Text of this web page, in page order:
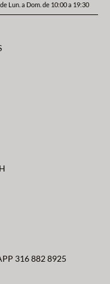
Lun. a Dom. de 10:00 a 19:30
316 882 8925